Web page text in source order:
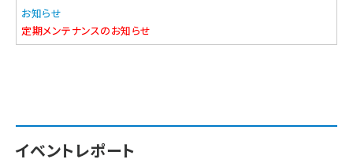
お知らせ
定期メンテナンスのお知らせ
イベントレポート